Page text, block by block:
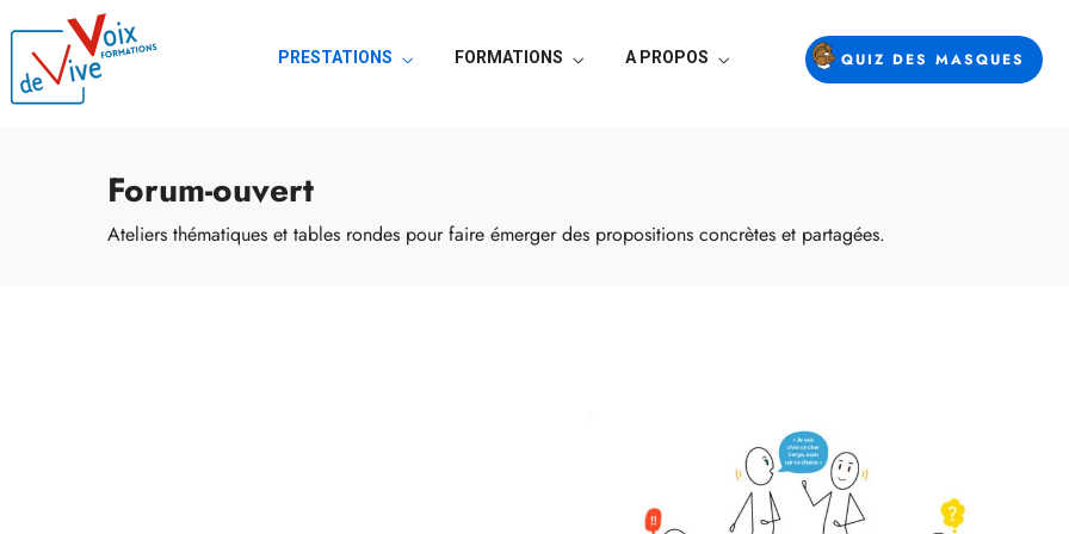
PRESTATIONS FORMATIONS A PROPOS QUIZ DES MASQUES
Forum-ouvert
Ateliers thématiques et tables rondes pour faire émerger des propositions concrètes et partagées.